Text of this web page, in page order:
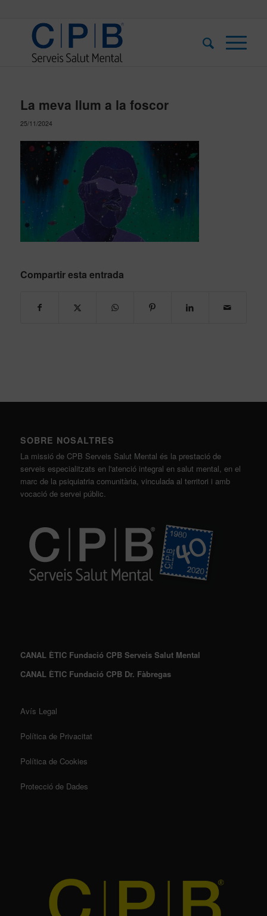
La meva llum a la foscor
25/11/2024
Compartir esta entrada
SOBRE NOSALTRES
La missió de CPB Serveis Salut Mental és la prestació de
serveis especialitzats en l'atenció integral en salut mental, en el
marc de la psiquiatria comunitària, vinculada al territori i amb
vocació de servei públic.
CANAL ÈTIC Fundació CPB Serveis Salut Mental
CANAL ÈTIC Fundació CPB Dr. Fàbregas
Avís Legal
Política de Privacitat
Política de Cookies
Protecció de Dades